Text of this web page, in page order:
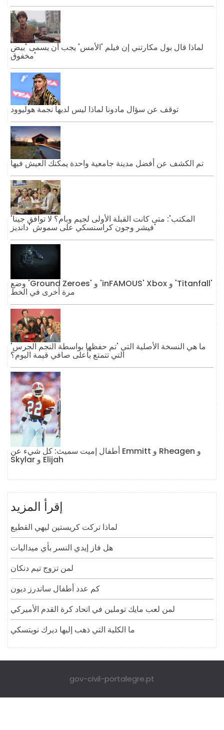
لماذا قال بول مكارتني إن فيلم 'الأمس' يجب أن يسمى 'بيض
مخفوق'
توقف عن سؤال مادونا لماذا ليس لديها نجمة هوليوود
تم الكشف عن أفضل مدينة جامعية واحدة يمكنك العيش فيها
'المكتب': متى كانت القبلة الأولى لجيم وبام؟ لا توافق جينا
فيشر وجون كراسنسكي على سموش 'دانديز'
وضع 'Ground Zeroes' و 'inFAMOUS' Xbox و 'Titanfall'
مرة أخرى في الخط
ما هي النسخة الأصلية التي 'تم حفظها بواسطة النجم الجرس'
التي تتمتع بأعلى صافي قيمة اليوم؟
أطفال إميت سميث: كل شيء عن Emmitt و Rheagen و
Skylar و Elijah
إقرأ المزيد
لماذا تركت كريستين ليهي القطيع
هل فاز إيدي النسر بأي ميداليات
لمن تزوج تيم دنكان
كم عدد أطفال ساندرز ديون
لمن لعب مايك توملين في اتحاد كرة القدم الأميركي
ما الكلية التي ذهب إليها ديرك نويتسكي
gov-civil-portalegre.pt